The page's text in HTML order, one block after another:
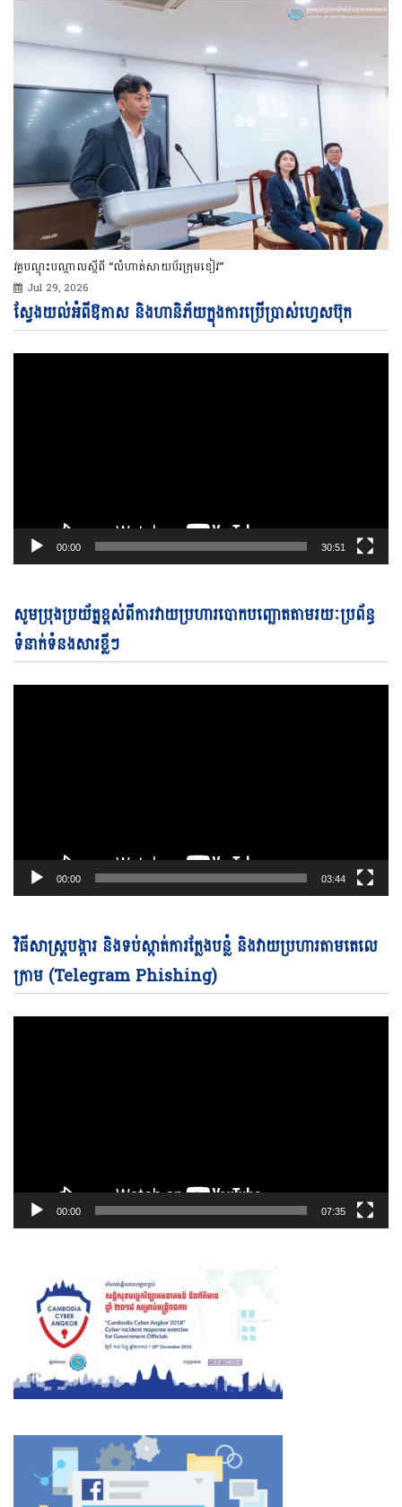
វគ្គបណ្ដុះបណ្ដាលស្ដីពី “ការគ្រប់គ្រងសុវត្ថិភាពឌីជីថល និងការបង្ការការឆបោកតាម
ប្រព័ន្ធអនឡាញ” នៅខេត្តកំពត
Jul 06, 2026
ស្វែងយល់អំពីឱកាស និងហានិភ័យក្នុងការប្រើប្រាស់ហ្វេសប៊ុក
00:00 30:51
សូមប្រុងប្រយ័ត្នខ្ពស់ពីការវាយប្រហារបោកបញ្ឆោតតាមរយៈប្រព័ន្ធ
ទំនាក់ទំនងសារខ្លីៗ
00:00 03:44
វិធីសាស្ត្របង្ការ និងទប់ស្កាត់ការក្លែងបន្លំ និងវាយប្រហារតាមតេលេ
ក្រាម (Telegram Phishing)